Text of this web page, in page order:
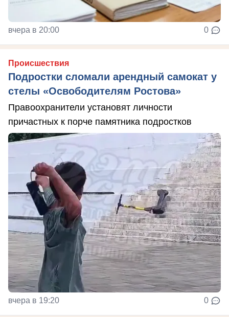
вчера в 20:00 0
Происшествия
Подростки сломали арендный самокат у
стелы «Освободителям Ростова»
Правоохранители установят личности
причастных к порче памятника подростков
вчера в 19:20 0